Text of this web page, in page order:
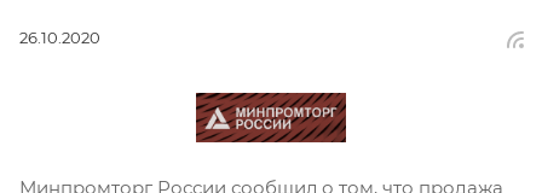
26.10.2020
Минпромторг России сообщил о том, что продажа